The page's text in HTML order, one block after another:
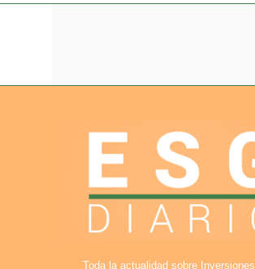
Toda la actualidad sobre